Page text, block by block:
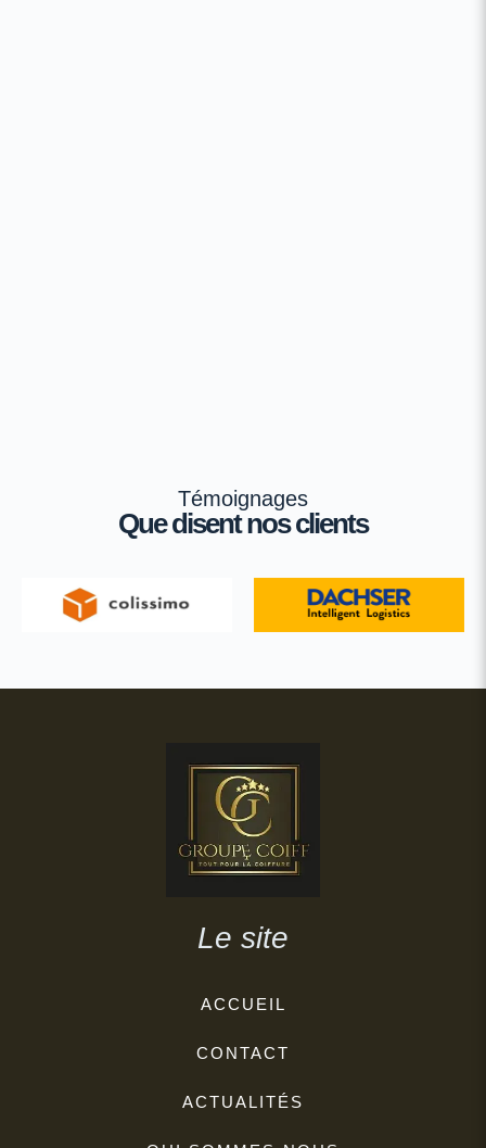
Témoignages
Que disent nos clients
Le site
ACCUEIL
CONTACT
ACTUALITÉS